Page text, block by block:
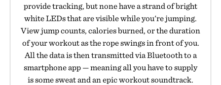
provide tracking, but none have a strand of bright
white LEDs that are visible while you're jumping.
View jump counts, calories burned, or the duration
of your workout as the rope swings in front of you.
All the data is then transmitted via Bluetooth to a
smartphone app — meaning all you have to supply
is some sweat and an epic workout soundtrack.